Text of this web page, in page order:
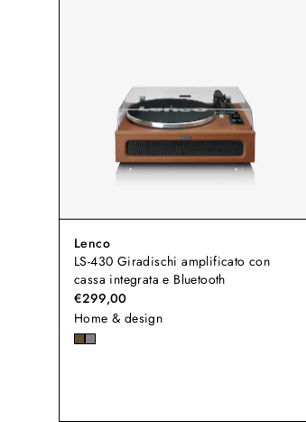
Lenco
LS-430 Giradischi amplificato con
cassa integrata e Bluetooth
€299,00
Home & design